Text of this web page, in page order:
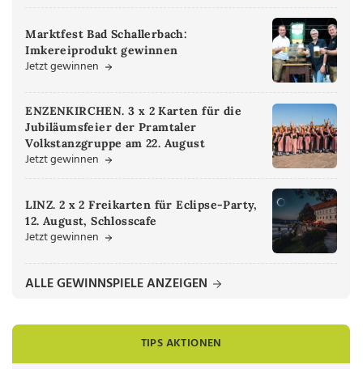
Marktfest Bad Schallerbach:
Imkereiprodukt gewinnen
Jetzt gewinnen
ENZENKIRCHEN. 3 x 2 Karten für die
Jubiläumsfeier der Pramtaler
Volkstanzgruppe am 22. August
Jetzt gewinnen
LINZ. 2 x 2 Freikarten für Eclipse-Party,
12. August, Schlosscafe
Jetzt gewinnen
ALLE GEWINNSPIELE ANZEIGEN
TIPS AKTIONEN